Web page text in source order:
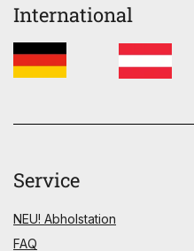
International
Service
NEU! Abholstation
FAQ